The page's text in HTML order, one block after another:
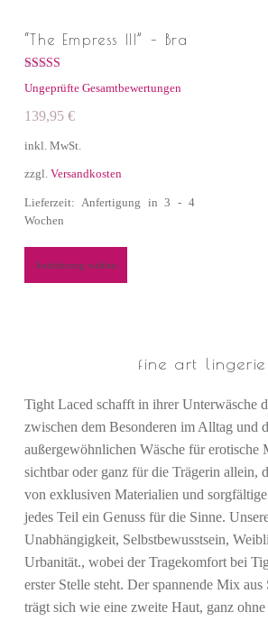
“The Empress III” – Bra
Bewertet mit
5.00
Ungeprüfte Gesamtbewertungen
139,95 €
inkl. MwSt.
zzgl. Versandkosten
Lieferzeit: Anfertigung in 3 - 4
Wochen
Ausführung wählen
fine art lingerie
Tight Laced schafft in ihrer Unterwäsche
zwischen dem Besonderen im Alltag und
außergewöhnlichen Wäsche für erotische
sichtbar oder ganz für die Trägerin allein,
von exklusiven Materialien und
jedes Teil ein Genuss für die Sinne.
Unabhängigkeit, Selbstbewusstsein,
Urbanität., wobei der Tragekomfort bei
erster Stelle steht. Der spannende Mix aus
trägt sich wie eine zweite Haut, ganz